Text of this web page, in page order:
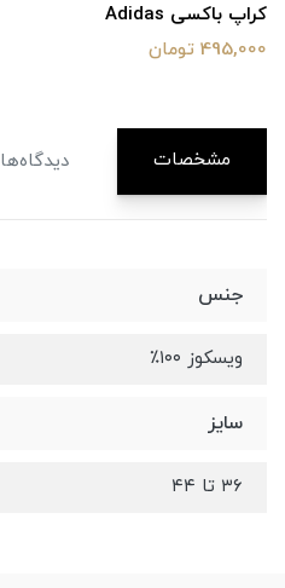
کراپ باکسی Adidas
495,000 تومان
مشخصات دیدگاه‌ها
جنس
ویسکوز ۱۰۰٪
سایز
۳۶ تا ۴۴